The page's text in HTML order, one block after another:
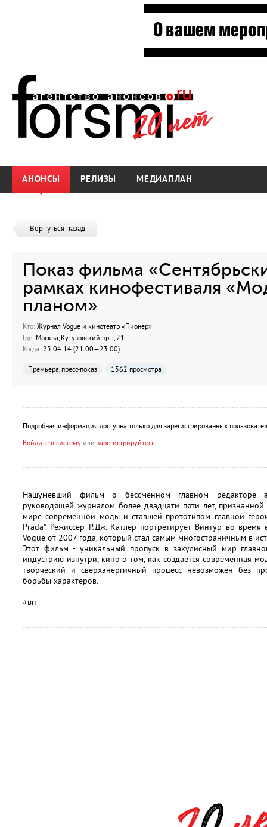
АНОНСЫ РЕЛИЗЫ МЕДИАПЛАН
Вернуться назад
Показ фильма
рамках кинофестиваля
планом»
Кто: Журнал Vogue и кинотеатр «Пионер»
Где: Москва, Кутузовский пр-т, 21
Когда: 25.04.14 (21:00—23:00)
Премьера, пресс-показ 1562 просмотра
Подробная информация доступна только для зарегистрированных
Войдите в систему или зарегистрируйтесь
Нашумевший фильм о бессменном главном редакторе
руководящей журналом более двадцати пяти лет,
мире современной моды и ставшей прототипом главной
Prada". Режиссер Р.Дж. Катлер портретирует Винтур во
Vogue от 2007 года, который стал самым многостраничным в
Этот фильм - уникальный пропуск в закулисный мир
индустрию изнутри, кино о том, как создается современная
творческий и сверхэнергичный процесс невозможен без
борьбы характеров.
#вп